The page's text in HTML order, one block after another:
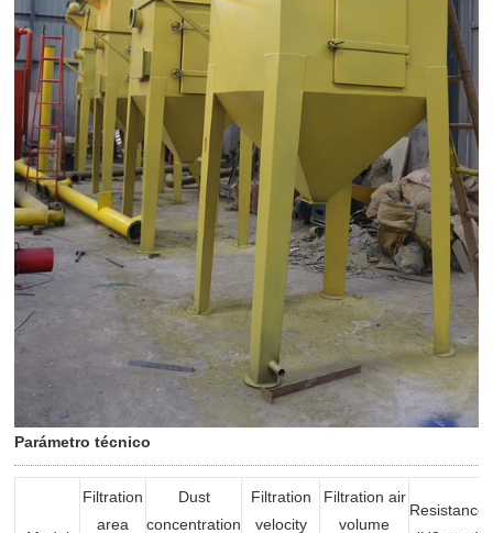
Parámetro técnico
Filtration
area
Dust
concentration
Filtration
velocity
Filtration air
volume
Resistance